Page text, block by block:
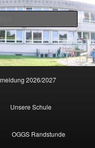
2026/2027
Unsere Schule
OGGS Randstunde